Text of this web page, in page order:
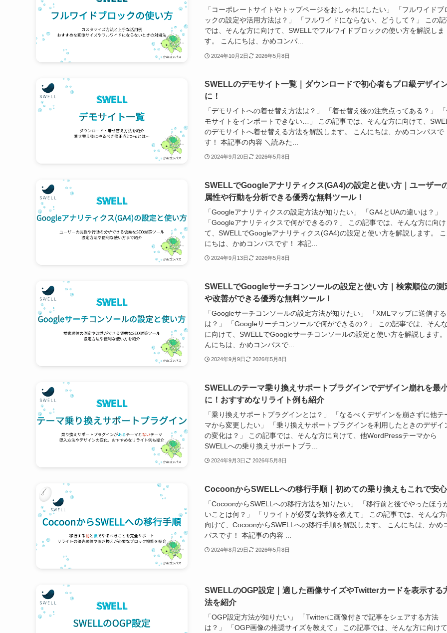
「コーポレートサイトやトップページをおしゃれにしたい」 「フルワイドブ
ックの設定や活用方法は？」 「フルワイドにならない、どうして？」 この
では、そんな方に向けて、SWELLでフルワイドブロックの使い方を解説しま
す。 こんにちは、かめコンパ...
2024年10月2日 2026年5月8日
SWELLのデモサイト一覧｜ダウンロードで初心者もプロ級デザイ
に！
「デモサイトへの着せ替え方法は？」 「着せ替え後の注意点ってある？」
モサイトをインポートできない…」 この記事では、そんな方に向けて、
のデモサイトへ着せ替える方法を解説します。 こんにちは、かめコンパスで
す！ 本記事の内容 ＼読みた...
2024年9月20日 2026年5月8日
SWELLでGoogleアナリティクス(GA4)の設定と使い方｜ユーザー
属性や行動を分析できる優秀な無料ツール！
「Googleアナリティクスの設定方法が知りたい」 「GA4とUAの違いは？」
「Googleアナリティクスで何ができるの？」 この記事では、そんな方に向け
て、SWELLでGoogleアナリティクス(GA4)の設定と使い方を解説します。
にちは、かめコンパスです！ 本記...
2024年9月13日 2026年5月8日
SWELLでGoogleサーチコンソールの設定と使い方｜検索順位の測
や改善ができる優秀な無料ツール！
「Googleサーチコンソールの設定方法が知りたい」 「XMLマップに送信する
は？」 「Googleサーチコンソールで何ができるの？」 この記事では、そん
に向けて、SWELLでGoogleサーチコンソールの設定と使い方を解説します。
んにちは、かめコンパスで...
2024年9月9日 2026年5月8日
SWELLのテーマ乗り換えサポートプラグインでデザイン崩れを最
に！おすすめなリライト例も紹介
「乗り換えサポートプラグインとは？」 「なるべくデザインを崩さずに他テ
マから変更したい」 「乗り換えサポートプラグインを利用したときのデザイ
の変化は？」 この記事では、そんな方に向けて、他WordPressテーマから
SWELLへの乗り換えサポートプラ...
2024年9月3日 2026年5月8日
CocoonからSWELLへの移行手順｜初めての乗り換えもこれで安心
「CocoonからSWELLへの移行方法を知りたい」 「移行前と後でやったほう
いことは何？」 「リライトが必要な装飾を教えて」 この記事では、そんな方
向けて、CocoonからSWELLへの移行手順を解説します。 こんにちは、かめ
パスです！ 本記事の内容 ...
2024年8月29日 2026年5月8日
SWELLのOGP設定｜適した画像サイズやTwitterカードを表示する
法を紹介
「OGP設定方法が知りたい」 「Twitterに画像付きで記事をシェアする方法
は？」 「OGP画像の推奨サイズを教えて」 この記事では、そんな方に向けて